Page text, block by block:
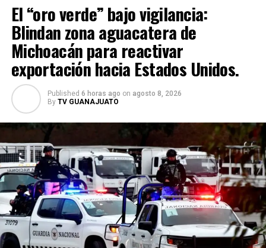
El “oro verde” bajo vigilancia:
Blindan zona aguacatera de
Michoacán para reactivar
exportación hacia Estados Unidos.
Published 6 horas ago on agosto 8, 2026
By TV GUANAJUATO